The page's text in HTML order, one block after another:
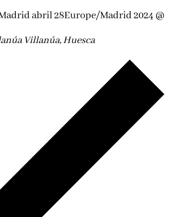
abril 28Europe/Madrid 2024 @
Villanúa, Huesca